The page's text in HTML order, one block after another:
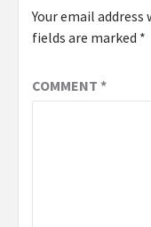
Your email
fields are marked *
COMMENT *